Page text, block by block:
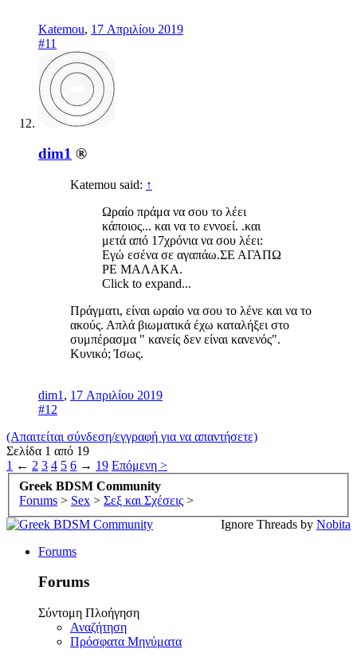
Katemou, 17 Απριλίου 2019
#11
dim1 ®
Katemou said: ↑
Ωραίο πράμα να σου το λέει
κάποιος... και να το εννοεί. .και
μετά από 17χρόνια να σου λέει:
Εγώ εσένα σε αγαπάω.ΣΕ ΑΓΑΠΩ
ΡΕ ΜΑΛΑΚΑ.
Click to expand...
Πράγματι, είναι ωραίο να σου το λένε και να το
ακούς. Απλά βιωματικά έχω καταλήξει στο
συμπέρασμα " κανείς δεν είναι κανενός".
Κυνικό; Ίσως.
dim1 , 17 Απριλίου 2019
#12
(Απαιτείται σύνδεση/εγγραφή για να απαντήσετε)
Σελίδα 1 από 19
1 ← 2 3 4 5 6 → 19 Επόμενη >
Greek BDSM Community
Forums > Sex > Σεξ και Σχέσεις >
Ignore Threads by Nobita
Forums
Forums
Σύντομη Πλοήγηση
Αναζήτηση
Πρόσφατα Μηνύματα